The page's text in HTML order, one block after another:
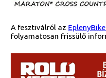
A fesztiválról az
folyamatosan frissülő